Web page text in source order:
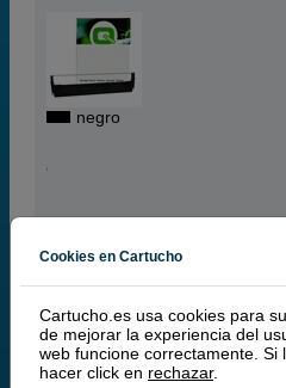
negro
Q-Nomic S015073 cinta color
Cookies en Cartucho
Cartucho.es usa cookies para
de mejorar la experiencia del
web funcione correctamente.
hacer click en rechazar.